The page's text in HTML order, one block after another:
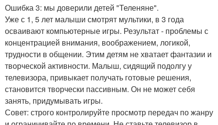
Ошибка 3: мы доверили детей "Теленяне".
Уже с 1, 5 лет малыши смотрят мультики, в 3 года
осваивают компьютерные игры. Результат - проблемы с
концентрацией внимания, воображением, логикой,
трудности в общении. Этим детям не хватает фантазии и
творческой активности. Малыш, сидящий подолгу у
телевизора, привыкает получать готовые решения,
становится творчески пассивным. Он не может себя
занять, придумывать игры.
Совет: строго контролируйте просмотр передач по жанру